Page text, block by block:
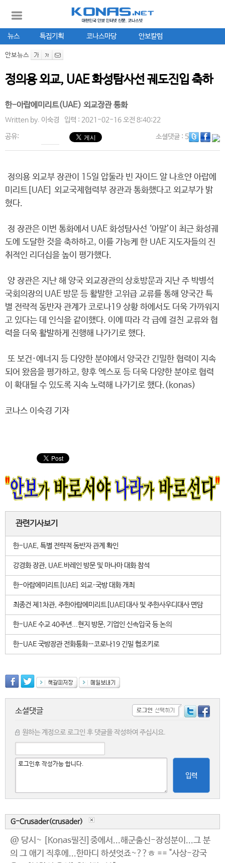
뉴스 특집기획 코나스마당 안보칼럼
안보뉴스
정의용 외교, UAE 화성탐사선 궤도진입 축하
한-아랍에미리트(UAE) 외교장관 통화
Written by. 이숙경 입력 : 2021-02-16 오전 8:40:22
공유: 소셜댓글: 5
정의용 외교부 장관이 15일 압둘라 빈 자이드 알 나흐얀 아랍에
미리트[UAE] 외교국제협력부 장관과 통화했다고 외교부가 밝
혔다.
정 장관은 이번 통화에서 UAE 화성탐사선 ‘아말’이 최근 화성궤
도에 도달한 것을 축하하고, 이를 가능케 한 UAE 지도자들의 진
취적인 리더십을 높이 평가했다.
양 장관은 지난 해 양국 외교장관의 상호방문과 지난 주 박병석
국회의장의 UAE 방문 등 활발한 고위급 교류를 통해 양국간 특
별 전략적 동반자 관계가 코로나19 상황 하에서도 더욱 가까워지
고 있다는 데 인식을 같이했다. 이에 따라 각 급에 걸친 교류와 협
력을 더욱 활발하게 진행해 나가기로 했다.
또 보건·에너지 등 다양한 분야에서 양국간 긴밀한 협력이 지속
되어 왔음을 평가하고, 향후 엑스포 등 더욱 다양한 분야로 협력
이 확대될 수 있도록 지속 노력해 나가기로 했다.(konas)
코나스 이숙경 기자
관련기사보기
한-UAE, 특별 전략적 동반자 관계 확인
강경화 장관, UAE.바레인 방문 및 마나마 대화 참석
한-아랍에미리트[UAE] 외교·국방 대화 개최
최종건 제1차관, 주한아랍에미리트[UAE]대사 및 주한사우디대사 면담
한-UAE 수교 40주년...현지 방문, 기업인 신속입국 등 논의
한-UAE 국방장관 전화통화…코로나19 긴밀 협조키로
소셜댓글
원하는 계정으로 로그인 후 댓글을 작성하여 주십시요.
입력
G-Crusader(crusader)
@ 당시~ [Konas필진]중에서...해군출신-장성분이...그 분
의 그 애기 직후에...한마디 하셧엇죠~??ㅎ == "사상-강국